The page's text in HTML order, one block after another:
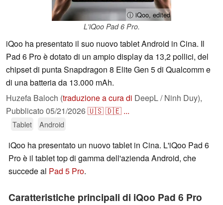
ⓘ iQoo, edited
L'iQoo Pad 6 Pro.
iQoo ha presentato il suo nuovo tablet Android in Cina. Il
Pad 6 Pro è dotato di un ampio display da 13,2 pollici, del
chipset di punta Snapdragon 8 Elite Gen 5 di Qualcomm e
di una batteria da 13.000 mAh.
Huzefa Baloch (traduzione a cura di DeepL / Ninh Duy),
Pubblicato 05/21/2026🇺🇸🇩🇪 ...
Tablet Android
iQoo ha presentato un nuovo tablet in Cina. L'iQoo Pad 6
Pro è il tablet top di gamma dell'azienda Android, che
succede al Pad 5 Pro.
Caratteristiche principali di iQoo Pad 6 Pro